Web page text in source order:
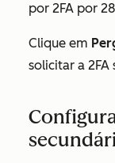
por 2FA por
Clique em
solicitar a